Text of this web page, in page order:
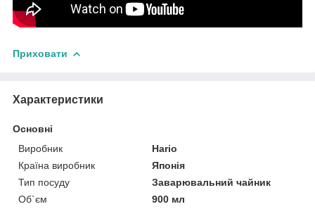
Приховати
Характеристики
Основні
Виробник
Hario
Країна виробник
Японія
Тип посуду
Заварювальний чайник
Об`єм
900 мл